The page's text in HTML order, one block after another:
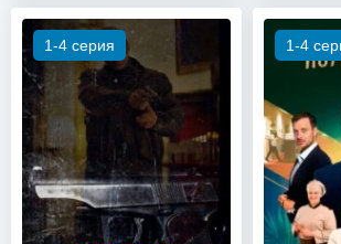
1-4 серия 1-4